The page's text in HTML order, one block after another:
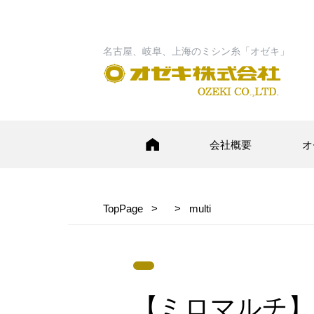
名古屋、岐阜、上海のミシン糸「オゼキ」
会社概要
TopPage multi
【ミロマルチ